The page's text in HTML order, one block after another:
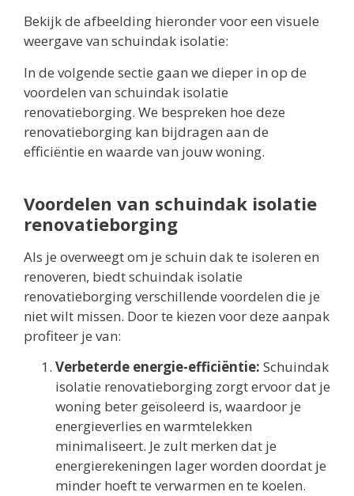
Bekijk de afbeelding hieronder voor een visuele
weergave van schuindak isolatie:
In de volgende sectie gaan we dieper in op de
voordelen van schuindak isolatie
renovatieborging. We bespreken hoe deze
renovatieborging kan bijdragen aan de
efficiëntie en waarde van jouw woning.
Voordelen van schuindak isolatie
renovatieborging
Als je overweegt om je schuin dak te isoleren en
renoveren, biedt schuindak isolatie
renovatieborging verschillende voordelen die je
niet wilt missen. Door te kiezen voor deze aanpak
profiteer je van:
Verbeterde energie-efficiëntie: Schuindak
isolatie renovatieborging zorgt ervoor dat je
woning beter geïsoleerd is, waardoor je
energieverlies en warmtelekken
minimaliseert. Je zult merken dat je
energierekeningen lager worden doordat je
minder hoeft te verwarmen en te koelen.